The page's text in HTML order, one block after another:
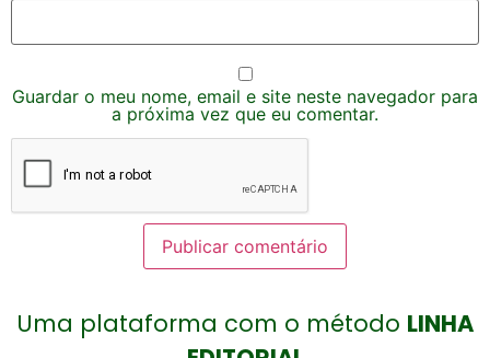
Guardar o meu nome, email e site neste navegador para
a próxima vez que eu comentar.
Uma plataforma com o método LINHA